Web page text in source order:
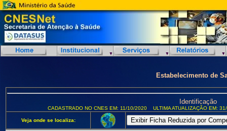
Estabelecimento de
Identificação
CADASTRADO NO CNES EM: 11/10/2020 ULTIMA ATUALIZAÇÃO EM:
Veja onde se localiza: